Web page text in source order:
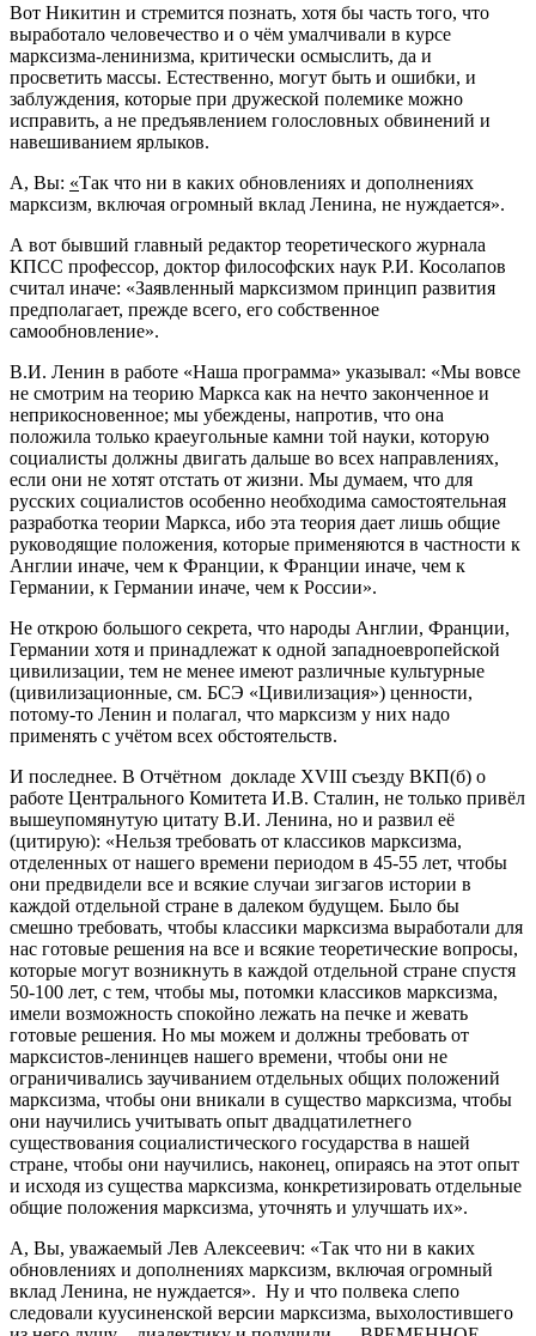
Вот Никитин и стремится познать, хотя бы часть того, что
выработало человечество и о чём умалчивали в курсе
марксизма-ленинизма, критически осмыслить, да и
просветить массы. Естественно, могут быть и ошибки, и
заблуждения, которые при дружеской полемике можно
исправить, а не предъявлением голословных обвинений и
навешиванием ярлыков.
А, Вы: «Так что ни в каких обновлениях и дополнениях
марксизм, включая огромный вклад Ленина, не нуждается».
А вот бывший главный редактор теоретического журнала
КПСС профессор, доктор философских наук Р.И. Косолапов
считал иначе: «Заявленный марксизмом принцип развития
предполагает, прежде всего, его собственное
самообновление».
В.И. Ленин в работе «Наша программа» указывал: «Мы вовсе
не смотрим на теорию Маркса как на нечто законченное и
неприкосновенное; мы убеждены, напротив, что она
положила только краеугольные камни той науки, которую
социалисты должны двигать дальше во всех направлениях,
если они не хотят отстать от жизни. Мы думаем, что для
русских социалистов особенно необходима самостоятельная
разработка теории Маркса, ибо эта теория дает лишь общие
руководящие положения, которые применяются в частности к
Англии иначе, чем к Франции, к Франции иначе, чем к
Германии, к Германии иначе, чем к России».
Не открою большого секрета, что народы Англии, Франции,
Германии хотя и принадлежат к одной западноевропейской
цивилизации, тем не менее имеют различные культурные
(цивилизационные, см. БСЭ «Цивилизация») ценности,
потому-то Ленин и полагал, что марксизм у них надо
применять с учётом всех обстоятельств.
И последнее. В Отчётном докладе XVIII съезду ВКП(б) о
работе Центрального Комитета И.В. Сталин, не только привёл
вышеупомянутую цитату В.И. Ленина, но и развил её
(цитирую): «Нельзя требовать от классиков марксизма,
отделенных от нашего времени периодом в 45-55 лет, чтобы
они предвидели все и всякие случаи зигзагов истории в
каждой отдельной стране в далеком будущем. Было бы
смешно требовать, чтобы классики марксизма выработали для
нас готовые решения на все и всякие теоретические вопросы,
которые могут возникнуть в каждой отдельной стране спустя
50-100 лет, с тем, чтобы мы, потомки классиков марксизма,
имели возможность спокойно лежать на печке и жевать
готовые решения. Но мы можем и должны требовать от
марксистов-ленинцев нашего времени, чтобы они не
ограничивались заучиванием отдельных общих положений
марксизма, чтобы они вникали в существо марксизма, чтобы
они научились учитывать опыт двадцатилетнего
существования социалистического государства в нашей
стране, чтобы они научились, наконец, опираясь на этот опыт
и исходя из существа марксизма, конкретизировать отдельные
общие положения марксизма, уточнять и улучшать их».
А, Вы, уважаемый Лев Алексеевич: «Так что ни в каких
обновлениях и дополнениях марксизм, включая огромный
вклад Ленина, не нуждается». Ну и что полвека слепо
следовали куусиненской версии марксизма, выхолостившего